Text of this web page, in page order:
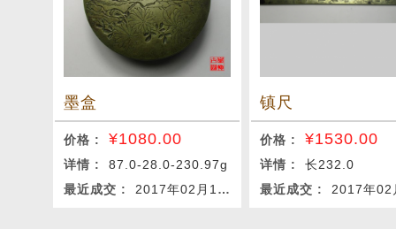
墨盒
价格 : ¥1080.00
详情 : 87.0-28.0-230.97g
最近成交 : 2017年02月12日
镇尺
价格 :¥1530.00
详情 :长232.0
最近成交 :2017年02月